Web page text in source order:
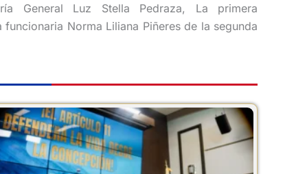
General Luz Stella Pedraza, La primera
Norma Liliana Piñeres de la segunda